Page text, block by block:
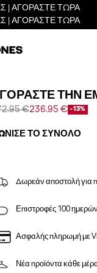
| ΑΓΟΡΑΣΤΕ ΤΩΡΑ
| ΑΓΟΡΑΣΤΕ ΤΩΡΑ
ΤΗΝ
€236.95 € -13%
ΤΟ ΣΎΝΟΛΟ
Δωρεάν αποστολή για
Επιστροφές 100 ημερών
Ασφαλής πληρωμή με
Νέα προϊόντα κάθε